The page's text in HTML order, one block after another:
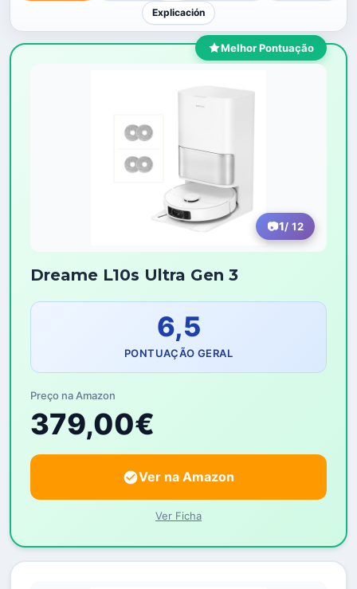
Explicación
Melhor Pontuação
1/ 12
Dreame L10s Ultra Gen 3
6,5
PONTUAÇÃO GERAL
Preço na Amazon
379,00€
Ver na Amazon
Ver Ficha